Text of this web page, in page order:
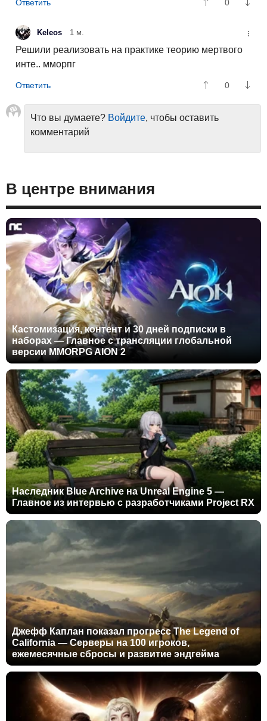
0
Keleos 1 м.
Решили реализовать на практике теорию мертвого
инте.. мморпг
0
Что вы думаете? Войдите, чтобы оставить
комментарий
В центре внимания
Кастомизация, контент и 30 дней подписки в
наборах — Главное с трансляции глобальной
версии MMORPG AION 2
Наследник Blue Archive на Unreal Engine 5 —
Главное из интервью с разработчиками Project RX
Джефф Каплан показал прогресс The Legend of
California — Серверы на 100 игроков,
ежемесячные сбросы и развитие эндгейма